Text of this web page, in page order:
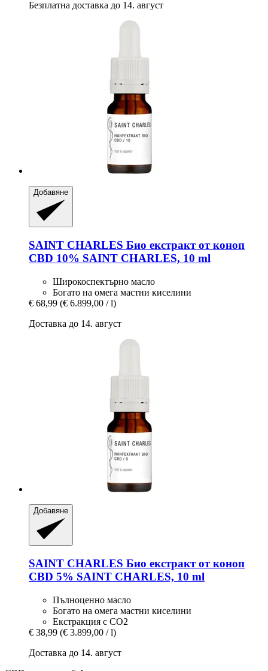
Безплатна доставка до 14. август
Добавяне
SAINT CHARLES Био екстракт от коноп
CBD 10% SAINT CHARLES, 10 ml
Широкоспектърно масло
Богато на омега мастни киселини
€ 68,99 (€ 6.899,00 / l)
Доставка до 14. август
Добавяне
SAINT CHARLES Био екстракт от коноп
CBD 5% SAINT CHARLES, 10 ml
Пълноценно масло
Богато на омега мастни киселини
Екстракция с CO2
€ 38,99 (€ 3.899,00 / l)
Доставка до 14. август